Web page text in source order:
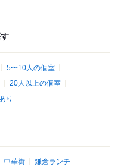
5〜10人の個室
20人以上の個室
り
中華街
鎌倉ランチ